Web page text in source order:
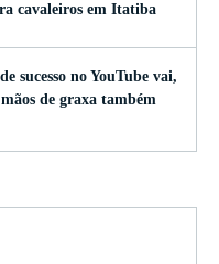
cavaleiros em Itatiba
sucesso no YouTube vai,
de graxa também